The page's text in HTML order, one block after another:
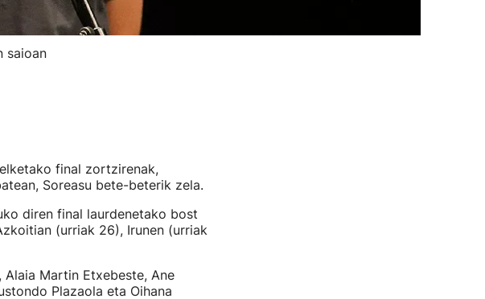
saioan
final zortzirenak,
Soreasu bete-beterik zela.
diren final laurdenetako bost
(urriak 26), Irunen (urriak
Martin Etxebeste, Ane
Plazaola eta Oihana